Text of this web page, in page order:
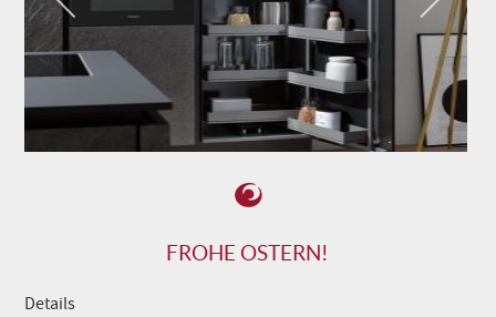
FROHE OSTERN!
Details